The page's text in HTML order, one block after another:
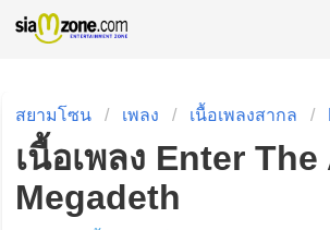
สยามโซน เพลง เนื้อเพลงสากล
เนื้อเพลง Enter
Megadeth